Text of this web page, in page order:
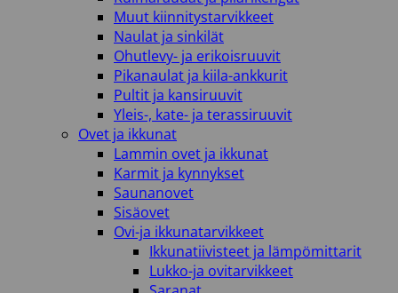
Muut kiinnitystarvikkeet
Naulat ja sinkilät
Ohutlevy- ja erikoisruuvit
Pikanaulat ja kiila-ankkurit
Pultit ja kansiruuvit
Yleis-, kate- ja terassiruuvit
Ovet ja ikkunat
Lammin ovet ja ikkunat
Karmit ja kynnykset
Saunanovet
Sisäovet
Ovi-ja ikkunatarvikkeet
Ikkunatiivisteet ja lämpömittarit
Lukko-ja ovitarvikkeet